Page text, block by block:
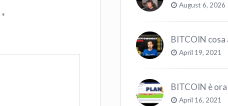
*
August 6, 2026
April 19, 2021
April 16, 2021